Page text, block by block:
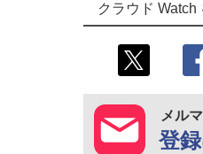
クラウド Watch
メル
登